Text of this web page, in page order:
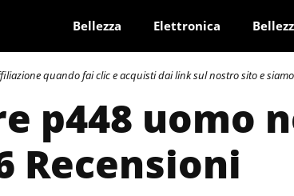
Bellezza Elettronica
quando fai clic e acquisti dai link sul nostro sito e
p448 uomo
Recensioni